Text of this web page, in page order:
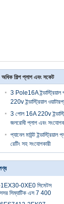
অধিক শিল্প প্লাগ এবং সকেট
3 Pole16A
220v ইন্ডাস্ট্রিয়াল
3 পোল 16A 220v
জলরোধী প্লাগ এবং
প্যানেল মাউন্ট
রেটিং সহ সংযোগকারী
0XE0 সিমেটস
সিম্যাটিক এস 7 400